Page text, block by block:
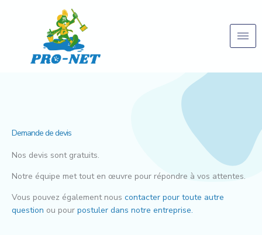
Demande de devis
Nos devis sont gratuits.
Notre équipe met tout en œuvre pour répondre à vos attentes.
Vous pouvez également nous contacter pour toute autre
question ou pour postuler dans notre entreprise.